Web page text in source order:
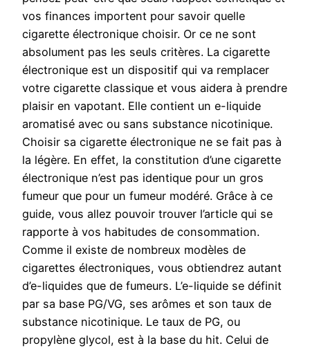
vos finances importent pour savoir quelle
cigarette électronique choisir. Or ce ne sont
absolument pas les seuls critères. La cigarette
électronique est un dispositif qui va remplacer
votre cigarette classique et vous aidera à prendre
plaisir en vapotant. Elle contient un e-liquide
aromatisé avec ou sans substance nicotinique.
Choisir sa cigarette électronique ne se fait pas à
la légère. En effet, la constitution d’une cigarette
électronique n’est pas identique pour un gros
fumeur que pour un fumeur modéré. Grâce à ce
guide, vous allez pouvoir trouver l’article qui se
rapporte à vos habitudes de consommation.
Comme il existe de nombreux modèles de
cigarettes électroniques, vous obtiendrez autant
d’e-liquides que de fumeurs. L’e-liquide se définit
par sa base PG/VG, ses arômes et son taux de
substance nicotinique. Le taux de PG, ou
propylène glycol, est à la base du hit. Celui de